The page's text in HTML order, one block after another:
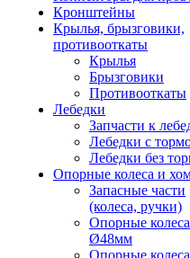
Кронштейны
Крылья, брызговики,
противооткаты
Крылья
Брызговики
Противооткаты
Лебедки
Запчасти к
Лебедки с
Лебедки без
Опорные колеса и
Запасные части
(колеса, ручки)
Опорные колеса
Ø48мм
Опорные колеса